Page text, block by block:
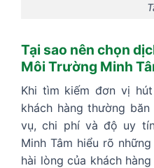
Tại sao nên chọn
Môi Trường Minh
Khi tìm kiếm đơn vị
khách hàng thường
vụ, chi phí và độ uy
Minh Tâm hiểu rõ
hài lòng của khách